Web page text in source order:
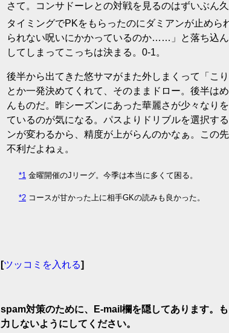
さて。コンサドーレとの対戦を見るのはずいぶん
タイミングでPKをもらったのにダミアンが止めら
られない呪いにかかっているのか……」と落ち込
してしまってこっちは決まる。0-1。
後半から出てきた悠サマがまた外しまくって「こ
とか一発決めてくれて、そのままドロー。後半は
んものだ。昨シーズンにあった華麗さが少々なり
ているのが気になる。パスよりドリブルを選択す
ンが変わるから、精度が上がらんのかなぁ。この
不利だよねぇ。
*1 金曜開催のJリーグ。今季は本当に多くて困る。
*2 コースが甘かった上に相手GKの読みも良かった。
[ツッコミを入れる]
spam対策のために、E-mail欄を隠してあります。
力しないようにしてください。